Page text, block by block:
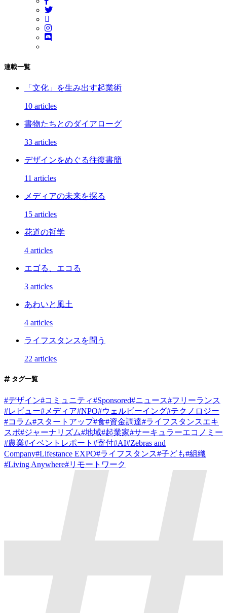
連載一覧
「文化」を生み出す起業術
10 articles
書物たちとのダイアローグ
33 articles
デザインをめぐる往復書簡
11 articles
メディアの未来を探る
15 articles
花道の哲学
4 articles
エゴる、エコる
3 articles
あわいと風土
4 articles
ライフスタンスを問う
22 articles
タグ一覧
#デザイン#コミュニティ#Sponsored#ニュース#フリーランス
#レビュー# メディア#NPO#ウェルビーイング#テクノロジー
#コラム#スタートアップ#食#資金調達#ライフスタンスエキ
スポ#ジャーナリズム#地域#起業家#サーキュラーエコノミー
#農業#イベントレポート #寄付#AI#Zebras and
Company#Lifestance EXPO#ライフスタンス#子ども#組織
#Living Anywhere#リモートワーク